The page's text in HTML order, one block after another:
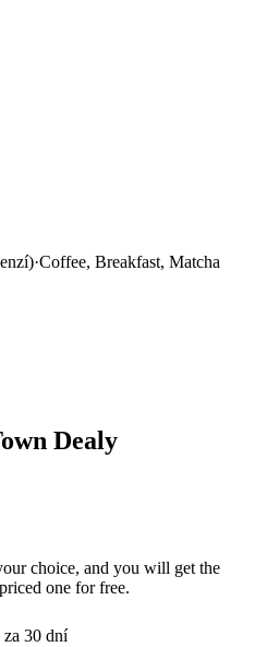
)·Coffee, Breakfast, Matcha
Dealy
choice, and you will get the
one for free.
za 30 dní